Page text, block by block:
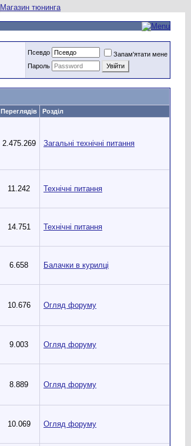
Псевдо
Запам'ятати мене
Пароль
Переглядів Розділ
2.475.269 Загальні технічні питання
11.242 Технічні питання
14.751 Технічні питання
6.658 Балачки в курилці
10.676 Огляд форуму
9.003 Огляд форуму
8.889 Огляд форуму
10.069 Огляд форуму